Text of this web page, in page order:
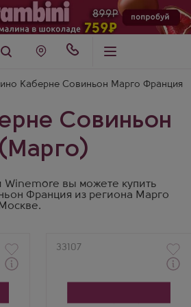
Каберне Совиньон Марго Франция
Совиньон
Winemore вы можете купить
Франция из региона Марго
Артикул
33107